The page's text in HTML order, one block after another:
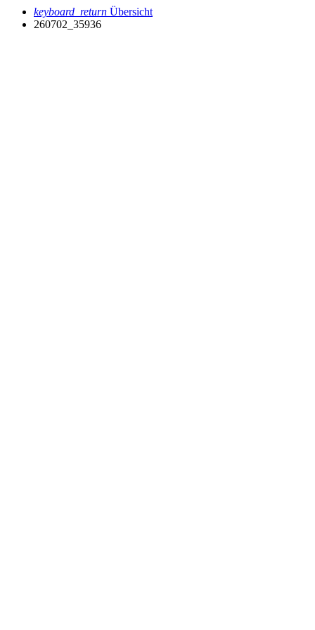
keyboard_return Übersicht
260702_35936